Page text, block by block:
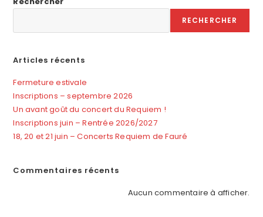
RECHERCHER
Articles récents
Fermeture estivale
Inscriptions – septembre 2026
Un avant goût du concert du Requiem !
Inscriptions juin – Rentrée 2026/2027
18, 20 et 21 juin – Concerts Requiem de Fauré
Commentaires récents
Aucun commentaire à afficher.